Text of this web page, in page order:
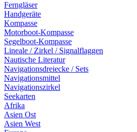
Ferngläser
Handgeräte
Kompasse
Motorboot-Kompasse
Segelboot-Kompasse
Lineale / Zirkel / Signalflaggen
Nautische Literatur
Navigationsdreiecke / Sets
Navigationsmittel
Navigationszirkel
Seekarten
Afrika
Asien Ost
Asien West